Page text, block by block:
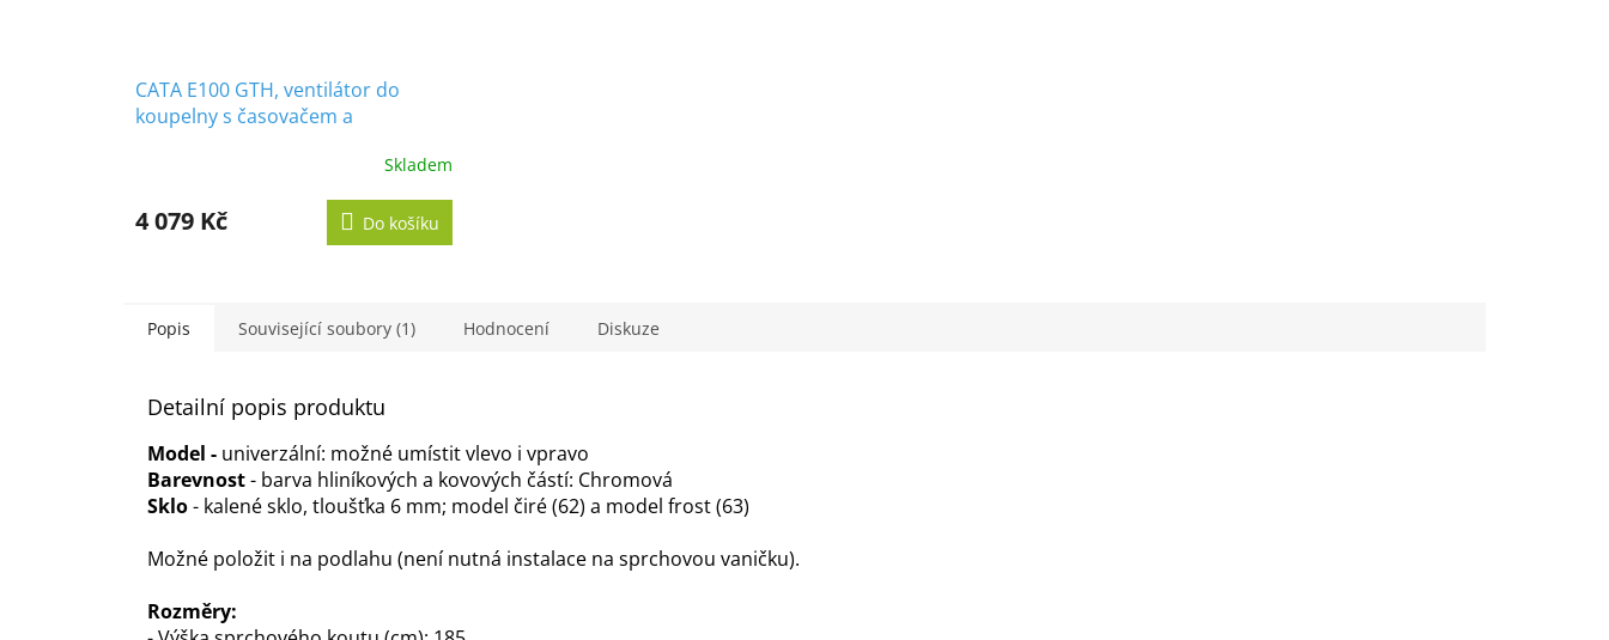
CATA E100 GTH, ventilátor do
koupelny s časovačem a
produktu
je
hvězdiček.
Skladem
4 079 Kč Do košíku
Popis Související soubory (1) Hodnocení Diskuze
Detailní popis produktu
Model - univerzální: možné umístit vlevo i vpravo
Barevnost- barva hliníkových a kovových částí: Chromová
Sklo- kalené sklo, tloušťka 6 mm; model čiré (62) a model frost (63)
Možné položit i na podlahu (není nutná instalace na sprchovou vaničku).
Rozměry: